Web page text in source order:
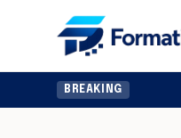
BREAKING